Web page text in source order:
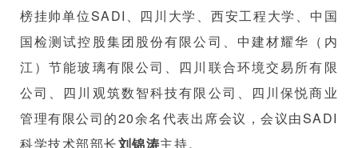
榜挂帅单位SADI、四川大学、西安工程大学、中国
国检测试控股集团股份有限公司、中建材耀华（内
江）节能玻璃有限公司、四川联合环境交易所有限
公司、四川观筑数智科技有限公司、四川保悦商业
管理有限公司的20余名代表出席会议，会议由SADI
科学技术部部长刘锦涛主持。